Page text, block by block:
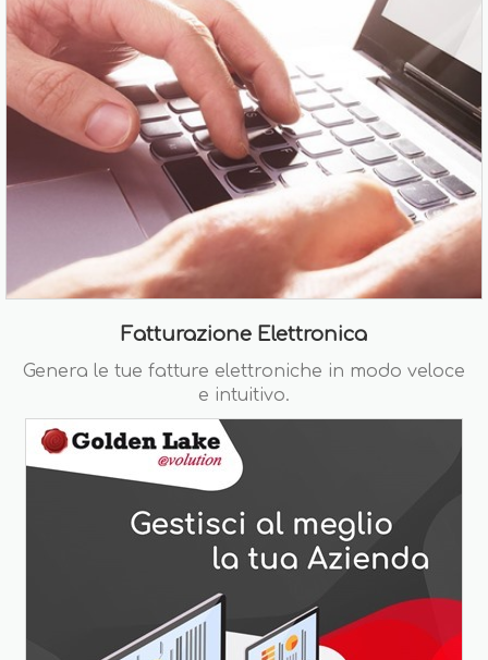
Fatturazione Elettronica
Genera le tue fatture elettroniche in modo veloce
e intuitivo.